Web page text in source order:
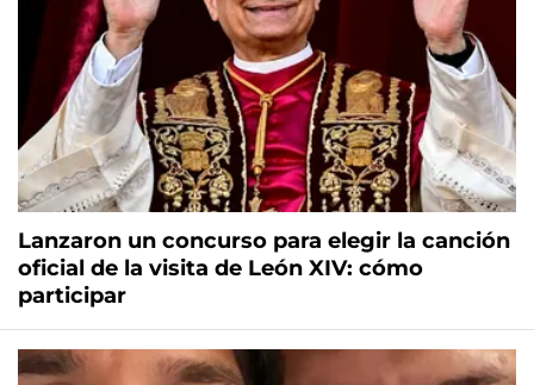
Lanzaron un concurso para elegir la canción
oficial de la visita de León XIV: cómo
participar